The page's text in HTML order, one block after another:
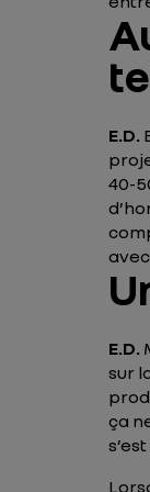
E.D.
40-
E.D.
sur
ça